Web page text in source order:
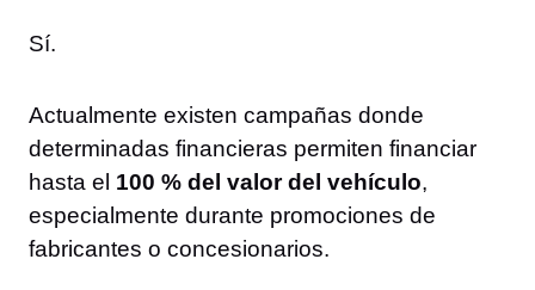
Sí.
Actualmente existen campañas donde
determinadas financieras permiten financiar
hasta el 100 % del valor del vehículo,
especialmente durante promociones de
fabricantes o concesionarios.